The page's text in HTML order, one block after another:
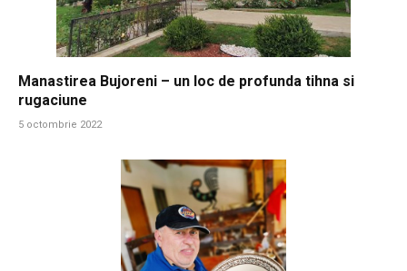
Manastirea Bujoreni – un loc de profunda tihna si
rugaciune
5 octombrie 2022